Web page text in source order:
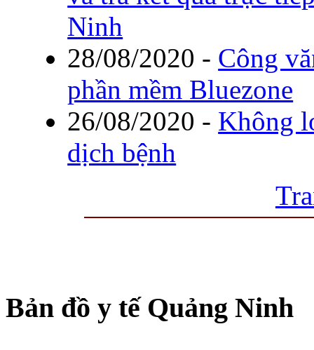
Ninh
28/08/2020 - Công
phần mềm Bluezone
26/08/2020 - Không
dịch bệnh
Bản đồ y tế Quảng Ninh